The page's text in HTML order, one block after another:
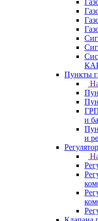
Пункты
и
и